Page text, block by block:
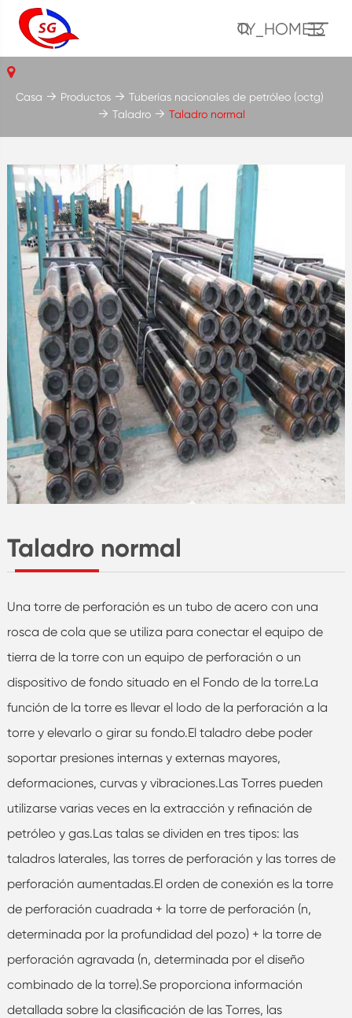
TY_HOME13
Taladro normal
Una torre de perforación es un tubo de acero con una
rosca de cola que se utiliza para conectar el equipo de
tierra de la torre con un equipo de perforación o un
dispositivo de fondo situado en el Fondo de la torre.La
función de la torre es llevar el lodo de la perforación a la
torre y elevarlo o girar su fondo.El taladro debe poder
soportar presiones internas y externas mayores,
deformaciones, curvas y vibraciones.Las Torres pueden
utilizarse varias veces en la extracción y refinación de
petróleo y gas.Las talas se dividen en tres tipos: las
taladros laterales, las torres de perforación y las torres de
perforación aumentadas.El orden de conexión es la torre
de perforación cuadrada + la torre de perforación (n,
determinada por la profundidad del pozo) + la torre de
perforación agravada (n, determinada por el diseño
combinado de la torre).Se proporciona información
detallada sobre la clasificación de las Torres, las
Casa Productos
Tuberías nacionales de petróleo (octg)
Taladro
Taladro normal